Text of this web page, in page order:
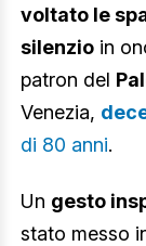
voltato le
silenzio in
patron del
Venezia,
di 80 anni.
Un gesto
stato messo